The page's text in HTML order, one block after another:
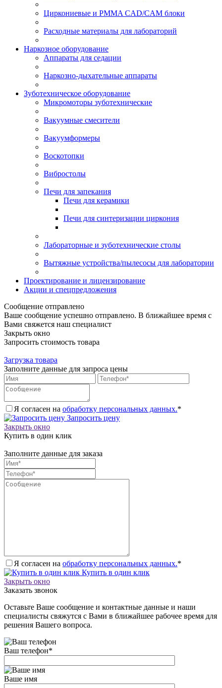
Циркониевые и PMMA CAD/CAM блоки
Расходные материалы для лабораторий
Наркозное оборудование
Аппараты для седации
Наркозно-дыхательные аппараты
Зуботехническое оборудование
Микромоторы зуботехнические
Вакуумные смесители
Вакуумформеры
Воскотопки
Вибростолы
Печи для запекания
Печи для керамики
Печи для синтеризации циркония
Лабораторные и зуботехнические столы
Вытяжные устройства/пылесосы для лаборатории
Проектирование и лицензирование
Акции и спецпредложения
Сообщение отправлено
Ваше сообщение успешно отправлено. В ближайшее время с
Вами свяжется наш специалист
Закрыть окно
Запросить стоимость товара
Загрузка товара
Заполните данные для запроса цены
Я согласен на обработку персональных данных.*
Запросить цену
Закрыть окно
Купить в один клик
Заполните данные для заказа
Я согласен на обработку персональных данных.*
Купить в один клик
Закрыть окно
Заказать звонок
Оставьте Ваше сообщение и контактные данные и наши
специалисты свяжутся с Вами в ближайшее рабочее время для
решения Вашего вопроса.
Ваш телефон*
Ваше имя